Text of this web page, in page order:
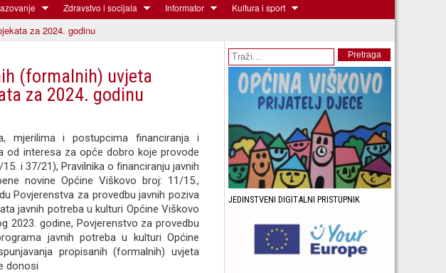
Zdravstvo i socijala Informator Kultura i sport
za 2024. godinu
(formalnih) uvjeta
za 2024. godinu
mjerilima i postupcima financiranja i
od interesa za opće dobro koje provode
i 37/21), Pravilnika o financiranju javnih
novine Općine Viškovo broj: 11/15.,
Povjerenstva za provedbu javnih poziva
javnih potreba u kulturi Općine Viškovo
2023. godine, Povjerenstvo za provedbu
javnih potreba u kulturi Općine
propisanih (formalnih) uvjeta
donosi
Obrazac pretrage Pretraga
JEDINSTVENI DIGITALNI PRISTUPNIK